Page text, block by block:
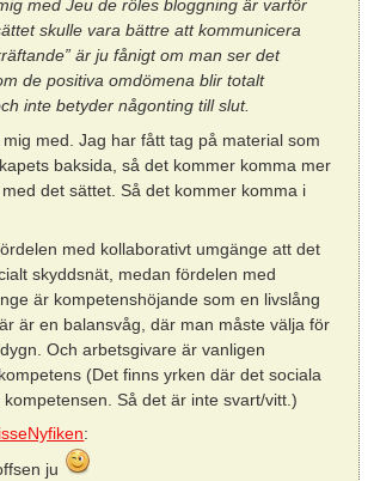
med Jeu de rôles bloggning är varför
skulle vara bättre att kommunicera
är ju fånigt om man ser det
de positiva omdömena blir totalt
inte betyder någonting till slut.
med. Jag har fått tag på material som
baksida, så det kommer komma mer
det sättet. Så det kommer komma i
med kollaborativt umgänge att det
skyddsnät, medan fördelen med
är kompetenshöjande som en livslång
är en balansvåg, där man måste välja för
Och arbetsgivare är vanligen
(Det finns yrken där det sociala
Så det är inte svart/vitt.)
:
ju